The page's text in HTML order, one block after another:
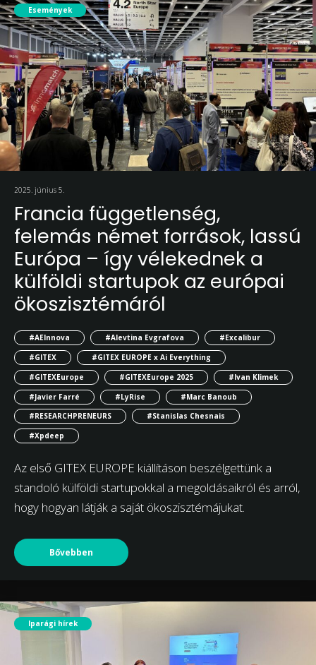
Események
2025. június 5.
Francia függetlenség,
felemás német források, lassú
Európa – így vélekednek a
külföldi startupok az európai
ökoszisztémáról
#AEInnova #Alevtina Evgrafova
#Excalibur
#GITEX
#GITEX EUROPE x Ai Everything
#GITEXEurope
#GITEXEurope 2025
#Ivan Klimek
#Javier Farré
#LyRise
#Marc Banoub
#RESEARCHPRENEURS
#Stanislas Chesnais
#Xpdeep
Az első GITEX EUROPE kiállításon beszélgettünk a
standoló külföldi startupokkal a megoldásaikról és arról,
hogy hogyan látják a saját ökoszisztémájukat.
Bővebben
Iparági hírek